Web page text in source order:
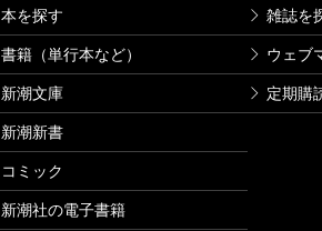
本を探す
書籍（単行本など）
新潮文庫
新潮新書
コミック
新潮社の電子書籍
雑誌を
ウェブ
定期購